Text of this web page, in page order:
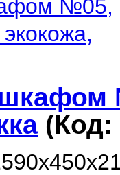
(Код: